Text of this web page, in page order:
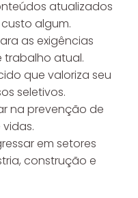
atualizados
algum.
as exigências
trabalho atual.
que valoriza seu
seletivos.
na prevenção de
em setores
construção e